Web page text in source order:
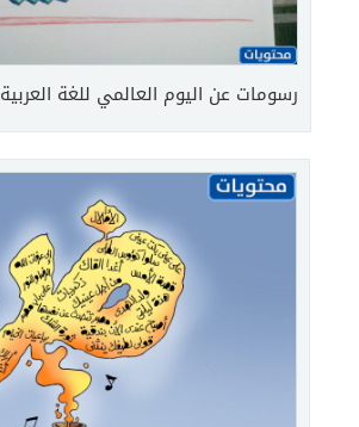
رسومات عن اليوم العالمي للغة العربية